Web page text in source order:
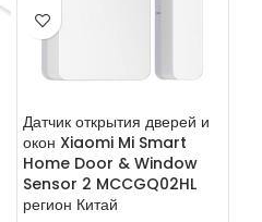
Датчик открытия дверей и
окон Xiaomi Mi Smart
Home Door & Window
Sensor 2 MCCGQ02HL
регион Китай